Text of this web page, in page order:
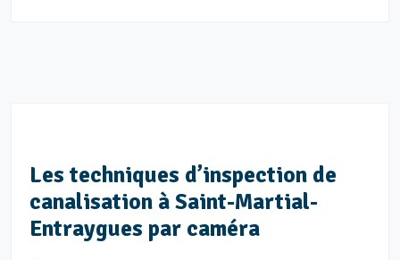
Les techniques d’inspection de
canalisation à Saint-Martial-
Entraygues par caméra